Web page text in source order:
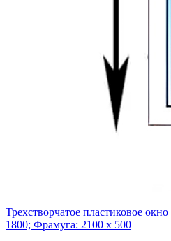
Трехстворчатое пластиковое
1800; Фрамуга: 2100 x 500